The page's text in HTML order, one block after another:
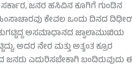
ಜನರ ಹಸಿವಿನ ಕೂಗಿಗೆ ಗುಂಡಿನ
ಹಿಂಸಾಚಾರವು ಕೇವಲ ಒಂದು ದಿನದ
ಅಸಮಾಧಾನದ ಜ್ವಾಲಾಮುಖಿಯ
ಅದರ ನೇರ ಮತ್ತು ಅತ್ಯಂತ ಕ್ರೂರ
ಎದುರಿಸಬೇಕಾಗಿ ಬಂದಿರುವುದು